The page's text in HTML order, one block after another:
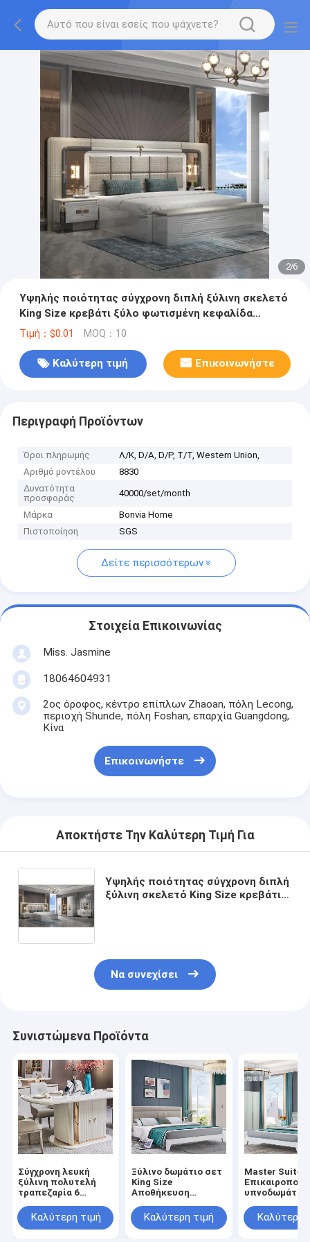
2/6
Υψηλής ποιότητας σύγχρονη διπλή ξύλινη σκελετό
King Size κρεβάτι ξύλο φωτισμένη κεφαλίδα
Master Room πολυτελή πλήρες σύνολο επίπλων
Τιμή：$0.01 MOQ：10
Καλύτερη τιμή Επικοινωνήστε
Περιγραφή Προϊόντων
Όροι πληρωμής
Λ/Κ, D/A, D/P, T/T, Western Union,
Αριθμό μοντέλου
8830
Δυνατότητα
προσφοράς
40000/set/month
Μάρκα
Bonvia Home
Πιστοποίηση
SGS
Δείτε περισσότερων
Στοιχεία Επικοινωνίας
Miss. Jasmine
18064604931
2ος όροφος, κέντρο επίπλων Zhaoan, πόλη Lecong,
περιοχή Shunde, πόλη Foshan, επαρχία Guangdong,
Κίνα
Επικοινωνήστε
Αποκτήστε Την Καλύτερη Τιμή Για
Υψηλής ποιότητας σύγχρονη διπλή
ξύλινη σκελετό King Size κρεβάτι
Να συνεχίσει
Συνιστώμενα Προϊόντα
Σύγχρονη λευκή
ξύλινη πολυτελή
τραπεζαρία 6
έπιπλα για το σπίτι
αποθήκευση μεγάλο
Καλύτερη τιμή
Ξύλινο δωμάτιο σετ
King Size
Αποθήκευση
άνετη υψηλής
ποιότητας μοντέρνα
Καλύτερη τιμή
Master Suite
υπνοδωμάτια
αποθήκευση
μινιμαλιστική
Καλύτερη